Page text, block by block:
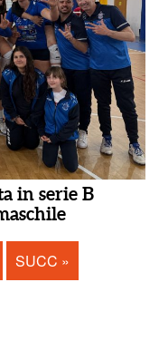
in serie B
SUCC »